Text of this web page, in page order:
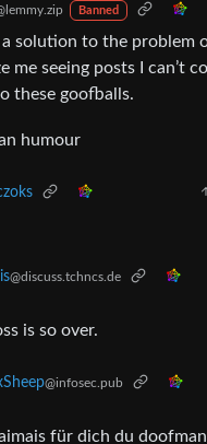
Banned
solution to the problem
me seeing posts I can’t
these goofballs.
humour
@discuss.tchncs.de
is so over.
@infosec.pub
für dich du